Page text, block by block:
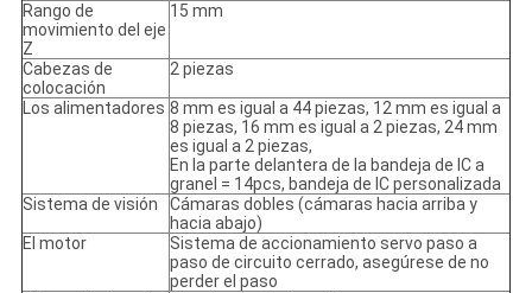
Rango de
movimiento del eje
Z
15 mm
Cabezas de
colocación
2 piezas
Los alimentadores 8 mm es igual a 44 piezas, 12 mm es igual a
8 piezas, 16 mm es igual a 2 piezas, 24 mm
es igual a 2 piezas,
En la parte delantera de la bandeja de IC a
granel = 14pcs, bandeja de IC personalizada
Sistema de visión
Cámaras dobles (cámaras hacia arriba y
hacia abajo)
El motor
Sistema de accionamiento servo paso a
paso de circuito cerrado, asegúrese de no
perder el paso